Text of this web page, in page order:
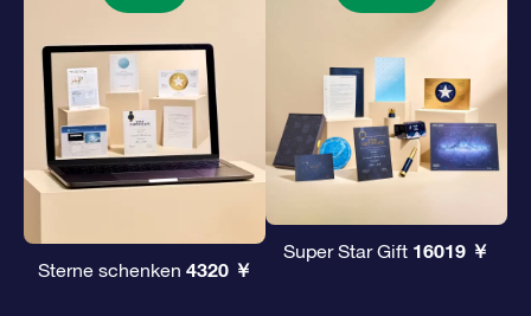
Sterne schenken 4320 ￥
Super Star Gift 16019 ￥